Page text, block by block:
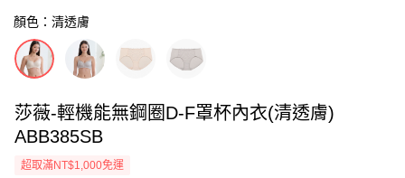
顏色：清透膚
莎薇-輕機能無鋼圈D-F罩杯內衣(清透膚)
ABB385SB
超取滿NT$1,000免運